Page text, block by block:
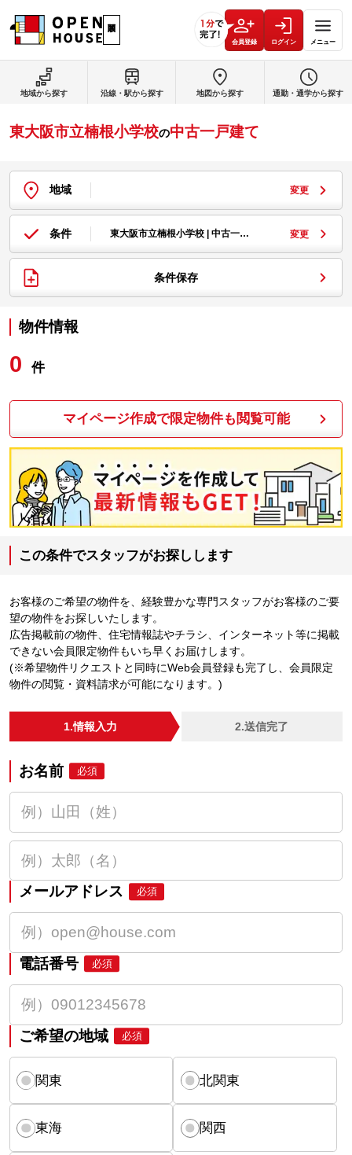
会員登録 ログイン メニュー
東大阪市立楠根小学校の中古一戸建て
地域 変更
条件 東大阪市立楠根小学校 | 中古一… 変更
条件保存
物件情報
0 件
マイページ作成で限定物件も閲覧可能
この条件でスタッフがお探しします
お客様のご希望の物件を、経験豊かな専門スタッフがお客様のご要
望の物件をお探しいたします。
広告掲載前の物件、住宅情報誌やチラシ、インターネット等に掲載
できない会員限定物件もいち早くお届けします。
(※希望物件リクエストと同時にWeb会員登録も完了し、会員限定
物件の閲覧・資料請求が可能になります。)
1.情報入力 2.送信完了
お名前 必須
メールアドレス 必須
電話番号 必須
ご希望の地域 必須
関東 北関東
東海 関西
地域から探す 沿線・駅から探す 地図から探す 通勤・通学から探す